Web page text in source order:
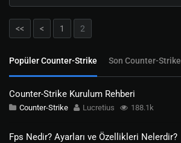
<< < 1 2
Popüler Counter-Strike Son Counter-Strike
Counter-Strike Kurulum Rehberi
Counter-Strike Lucretius 188.1k
Fps Nedir? Ayarları ve Özellikleri Nelerdir?